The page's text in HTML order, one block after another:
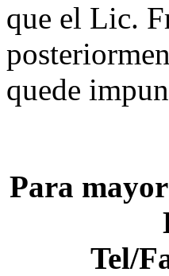
que el Lic.
quede
Para
Tel/